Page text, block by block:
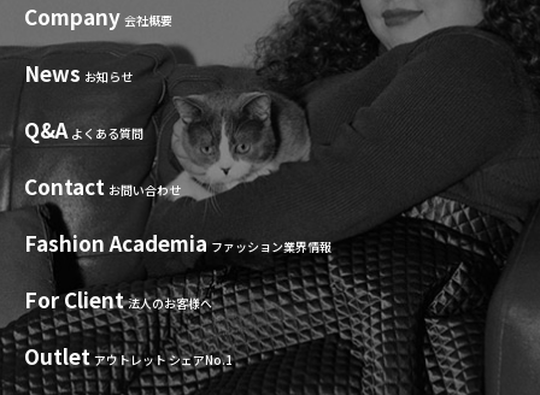
Company 会社概要
News お知らせ
Q&A よくある質問
Contact お問い合わせ
Fashion Academia ファッション業界情報
For Client 法人のお客様へ
Outlet アウトレット シェアNo.1